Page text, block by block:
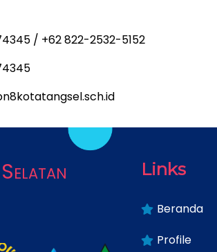
/ +62 822-2532-5152
Links
Beranda
Profile